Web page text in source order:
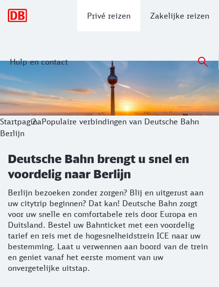
Privé reizen Zakelijke reizen
Hulp en contact
Deutsche Bahn brengt u snel en
Berlijn bezoeken zonder zorgen? Blij en uitgerust aan uw
StartpaginaPopulaire verbindingen van Deutsche Bahn
Berlijn
Deutsche Bahn brengt u snel en
voordelig naar Berlijn
Berlijn bezoeken zonder zorgen? Blij en uitgerust aan
uw citytrip beginnen? Dat kan! Deutsche Bahn zorgt
voor uw snelle en comfortabele reis door Europa en
Duitsland. Bestel uw Bahnticket met een voordelig
tarief en reis met de hogesnelheidstrein ICE naar uw
bestemming. Laat u verwennen aan boord van de trein
en geniet vanaf het eerste moment van uw
onvergetelijke uitstap.